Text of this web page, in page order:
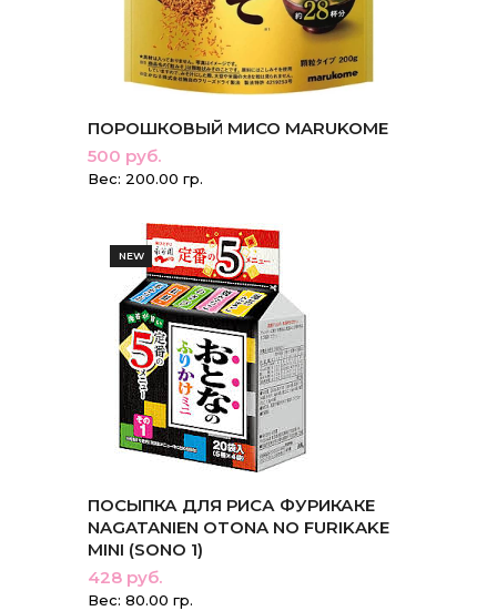
ПОРОШКОВЫЙ МИСО MARUKOME
500 руб.
Вес: 200.00 гр.
NEW
ПОСЫПКА ДЛЯ РИСА ФУРИКАКЕ
NAGATANIEN OTONA NO FURIKAKE
MINI (SONO 1)
428 руб.
Вес: 80.00 гр.